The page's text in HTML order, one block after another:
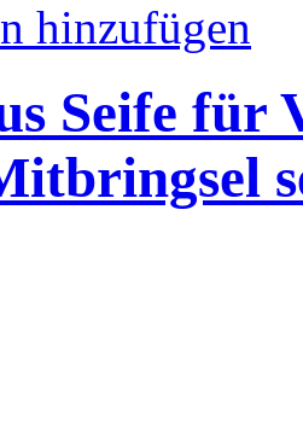
hinzufügen
Seife für